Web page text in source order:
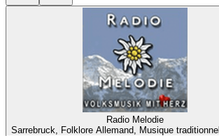
Radio Melodie
Sarrebruck, Folklore Allemand, Musique